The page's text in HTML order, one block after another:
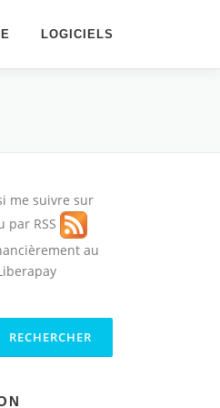
LOGICIELS
me suivre sur
par RSS
au